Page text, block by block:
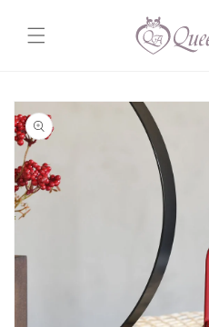
進む
商品情
報にス
キップ